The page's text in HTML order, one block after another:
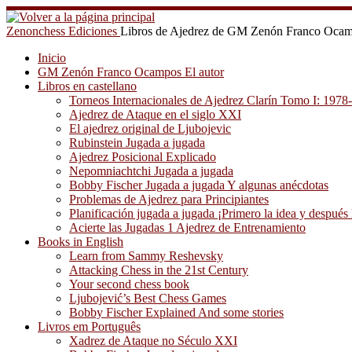
Saltar
al
contenido
Zenonchess Ediciones Libros de Ajedrez de GM Zenón Franco
Inicio
GM Zenón Franco Ocampos El autor
Libros en castellano
Torneos Internacionales de Ajedrez Clarín Tomo I:
Ajedrez de Ataque en el siglo XXI
El ajedrez original de Ljubojevic
Rubinstein Jugada a jugada
Ajedrez Posicional Explicado
Nepomniachtchi Jugada a jugada
Bobby Fischer Jugada a jugada Y algunas anécdotas
Problemas de Ajedrez para Principiantes
Planificación jugada a jugada ¡Primero la idea y después
Acierte las Jugadas 1 Ajedrez de Entrenamiento
Books in English
Learn from Sammy Reshevsky
Attacking Chess in the 21st Century
Your second chess book
Ljubojević’s Best Chess Games
Bobby Fischer Explained And some stories
Livros em Português
Xadrez de Ataque no Século XXI